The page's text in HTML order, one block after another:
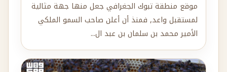
موقع منطقة تبوك الجغرافي جعل منها جهة مثالية
لمستقبل واعد, فمنذ أن أعلن صاحب السمو الملكي
الأمير محمد بن سلمان بن عبد ال...